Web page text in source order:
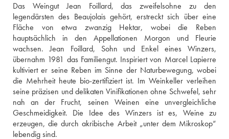
Das Weingut Jean Foillard, das zweifelsohne zu den
legendärsten des Beaujolais gehört, erstreckt sich über eine
Fläche von etwa zwanzig Hektar, wobei die Reben
hauptsächlich in den Appellationen Morgon und Fleurie
wachsen. Jean Foillard, Sohn und Enkel eines Winzers,
übernahm 1981 das Familiengut. Inspiriert von Marcel Lapierre
kultiviert er seine Reben im Sinne der Naturbewegung, wobei
die Mehrheit heute bio-zertifiziert ist. Im Weinkeller verleihen
seine präzisen und delikaten Vinifikationen ohne Schwefel, sehr
nah an der Frucht, seinen Weinen eine unvergleichliche
Geschmeidigkeit. Die Idee des Winzers ist es, Weine zu
erzeugen, die durch akribische Arbeit „unter dem Mikroskop“
lebendig sind.